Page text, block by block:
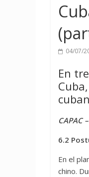
04/07/
En
CAPAC –
6.2
En el
chino.